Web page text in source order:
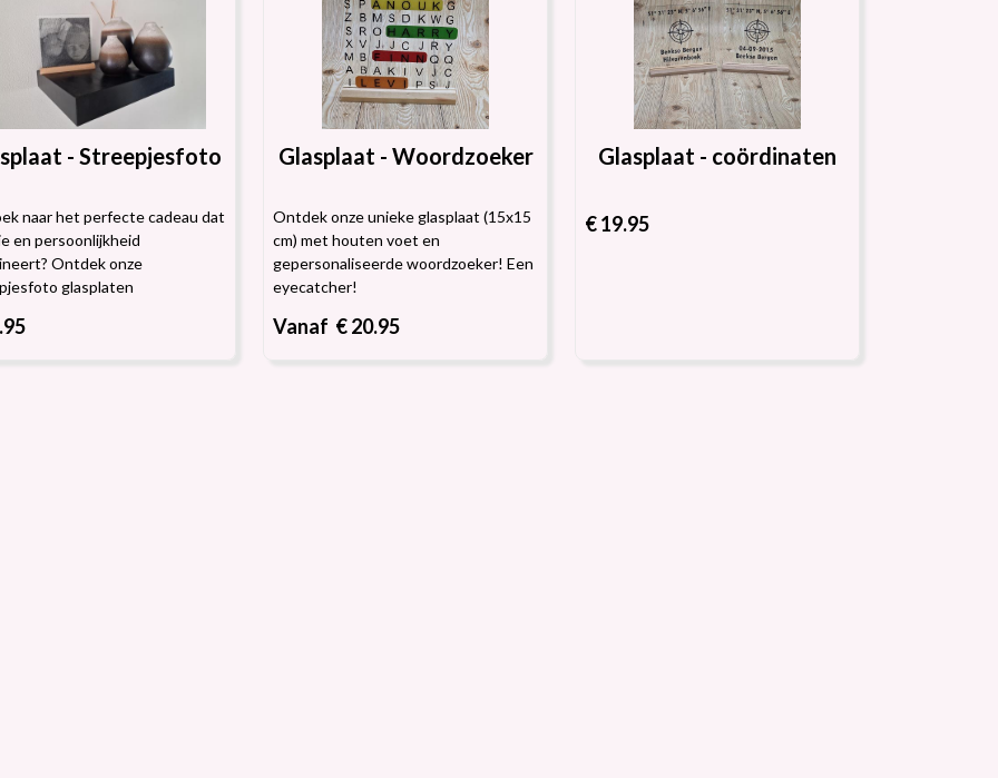
- Streepjesfoto
naar het perfecte cadeau dat
en persoonlijkheid
Ontdek onze
glasplaten
Glasplaat - Woordzoeker
Ontdek onze unieke glasplaat (15x15
cm) met houten voet en
gepersonaliseerde woordzoeker! Een
eyecatcher!
Vanaf € 20.95
Glasplaat - coördinaten
€ 19.95